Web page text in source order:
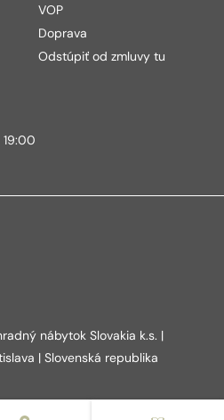
VOP
Doprava
Odstúpiť od zmluvy tu
nábytok Slovakia k.s. |
| Slovenská republika